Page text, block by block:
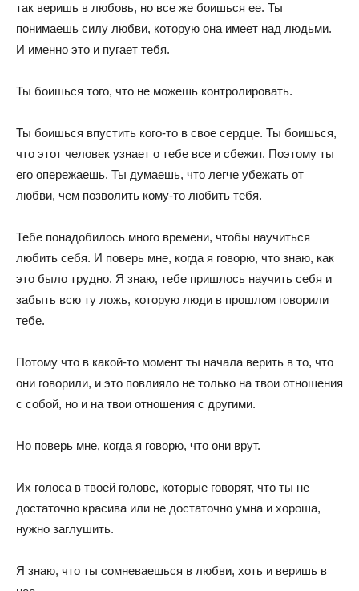
так веришь в любовь, но все же боишься ее. Ты
понимаешь силу любви, которую она имеет над людьми.
И именно это и пугает тебя.
Ты боишься того, что не можешь контролировать.
Ты боишься впустить кого-то в свое сердце. Ты боишься,
что этот человек узнает о тебе все и сбежит. Поэтому ты
его опережаешь. Ты думаешь, что легче убежать от
любви, чем позволить кому-то любить тебя.
Тебе понадобилось много времени, чтобы научиться
любить себя. И поверь мне, когда я говорю, что знаю, как
это было трудно. Я знаю, тебе пришлось научить себя и
забыть всю ту ложь, которую люди в прошлом говорили
тебе.
Потому что в какой-то момент ты начала верить в то, что
они говорили, и это повлияло не только на твои отношения
с собой, но и на твои отношения с другими.
Но поверь мне, когда я говорю, что они врут.
Их голоса в твоей голове, которые говорят, что ты не
достаточно красива или не достаточно умна и хороша,
нужно заглушить.
Я знаю, что ты сомневаешься в любви, хоть и веришь в